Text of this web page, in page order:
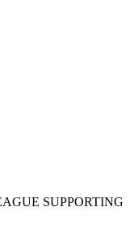
SUPPORTING